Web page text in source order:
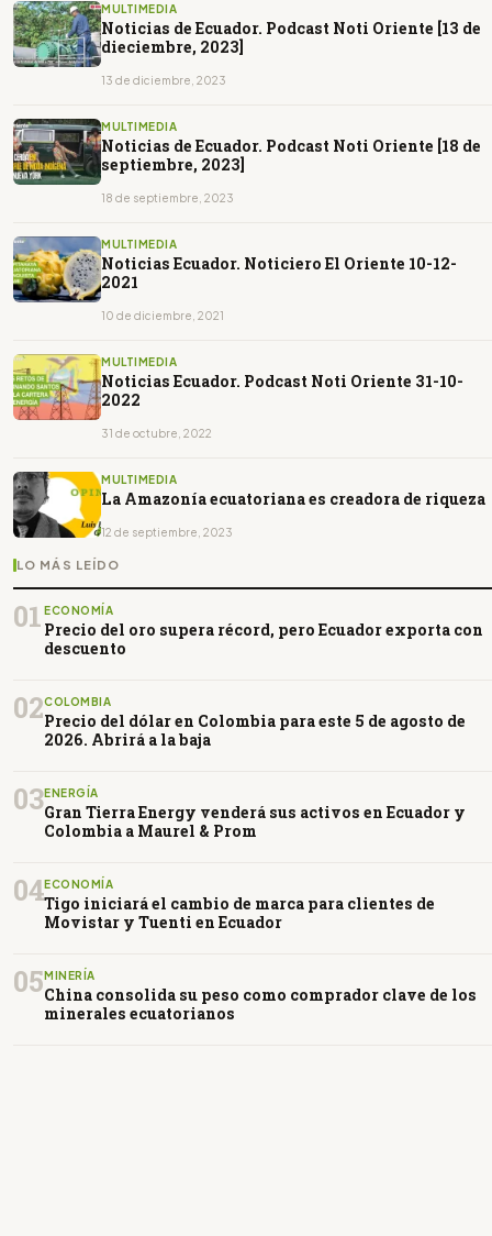
MULTIMEDIA
Noticias de Ecuador. Podcast Noti Oriente [13 de
dieciembre, 2023]
13 de diciembre, 2023
MULTIMEDIA
Noticias de Ecuador. Podcast Noti Oriente [18 de
septiembre, 2023]
18 de septiembre, 2023
MULTIMEDIA
Noticias Ecuador. Noticiero El Oriente 10-12-
2021
10 de diciembre, 2021
MULTIMEDIA
Noticias Ecuador. Podcast Noti Oriente 31-10-
2022
31 de octubre, 2022
MULTIMEDIA
La Amazonía ecuatoriana es creadora de riqueza
12 de septiembre, 2023
LO MÁS LEÍDO
01 ECONOMÍA
Precio del oro supera récord, pero Ecuador exporta con
descuento
02COLOMBIA
Precio del dólar en Colombia para este 5 de agosto de
2026. Abrirá a la baja
03ENERGÍA
Gran Tierra Energy venderá sus activos en Ecuador y
Colombia a Maurel & Prom
04ECONOMÍA
Tigo iniciará el cambio de marca para clientes de
Movistar y Tuenti en Ecuador
05MINERÍA
China consolida su peso como comprador clave de los
minerales ecuatorianos